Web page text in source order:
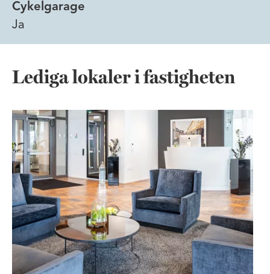
Cykelgarage
Ja
Lediga lokaler i fastigheten
Elegant kontorslokal som andas